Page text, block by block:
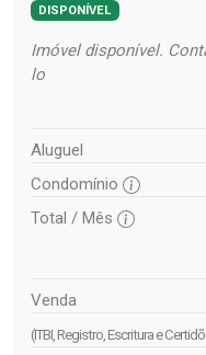
DISPONÍVEL
Imóvel disponível.
lo
Aluguel
Condomínio
Total / Mês
Venda
(ITBI, Registro, Escritura e